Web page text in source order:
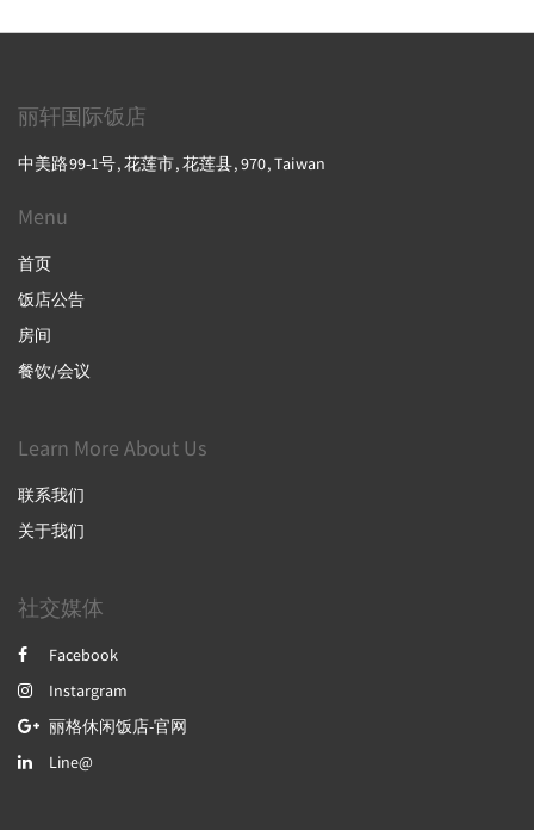
丽轩国际饭店
中美路99-1号, 花莲市, 花莲县, 970, Taiwan
Menu
首页
饭店公告
房间
餐饮/会议
Learn More About Us
联系我们
关于我们
社交媒体
Facebook
Instargram
丽格休闲饭店-官网
Line@